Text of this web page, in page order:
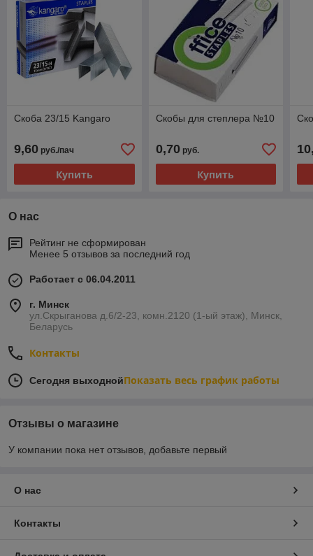
Скоба 23/15 Kangaro
9,60 руб./пач
Купить
Скобы для степлера №10
0,70руб.
Купить
О нас
Рейтинг не сформирован
Менее 5 отзывов за последний год
Работает с 06.04.2011
г. Минск
ул.Скрыганова д.6/2-23, комн.2120 (1-ый этаж), Минск,
Беларусь
Контакты
Сегодня выходнойПоказать весь график работы
Отзывы о магазине
У компании пока нет отзывов, добавьте первый
О нас
Контакты